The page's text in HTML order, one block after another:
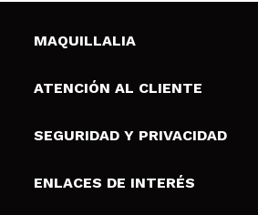
MAQUILLALIA
Sobre nosotros
Tarjetas de Regalo
ATENCIÓN AL CLIENTE
Envíos y devoluciones
Formas de pago
SEGURIDAD Y PRIVACIDAD
Terminos y condiciones de uso
ENLACES DE INTERÉS